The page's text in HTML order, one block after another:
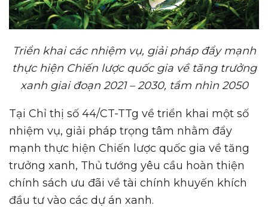
Triển khai các nhiệm vụ, giải pháp đẩy mạnh
thực hiện Chiến lược quốc gia về tăng trưởng
xanh giai đoạn 2021 – 2030, tầm nhìn 2050
Tại Chỉ thị số 44/CT-TTg về triển khai một số
nhiệm vụ, giải pháp trọng tâm nhằm đẩy
mạnh thực hiện Chiến lược quốc gia về tăng
trưởng xanh, Thủ tướng yêu cầu hoàn thiện
chính sách ưu đãi về tài chính khuyến khích
đầu tư vào các dự án xanh.